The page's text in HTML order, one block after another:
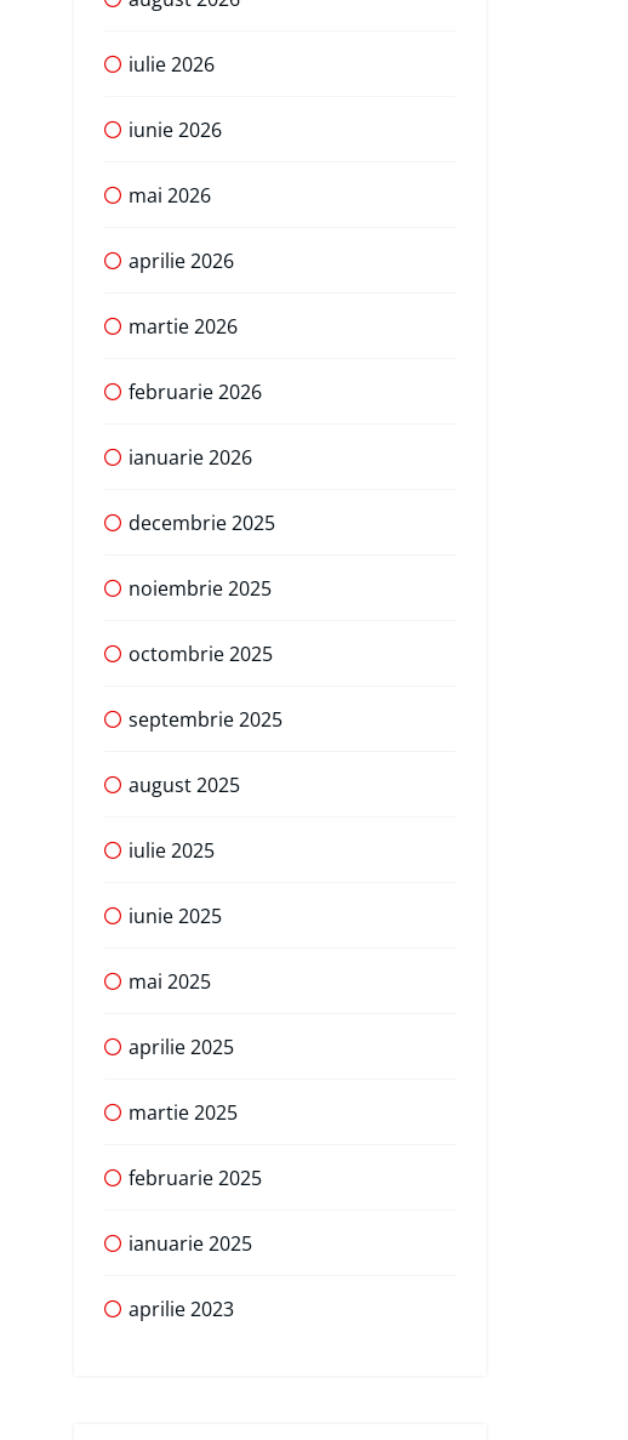
iulie 2026
iunie 2026
mai 2026
aprilie 2026
martie 2026
februarie 2026
ianuarie 2026
decembrie 2025
noiembrie 2025
octombrie 2025
septembrie 2025
august 2025
iulie 2025
iunie 2025
mai 2025
aprilie 2025
martie 2025
februarie 2025
ianuarie 2025
aprilie 2023